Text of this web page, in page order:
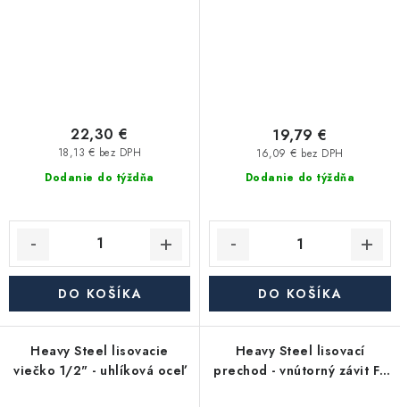
Dodanie do týždňa
18,13 € bez DPH
22,30 €
DO KOŠÍKA
Dodanie do týždňa
16,09 € bez DPH
19,79 €
DO KOŠÍKA
Heavy Steel lisovacie
viečko 1/2" - uhlíková oceľ
Heavy Steel lisovací
prechod - vnútorný závit FF